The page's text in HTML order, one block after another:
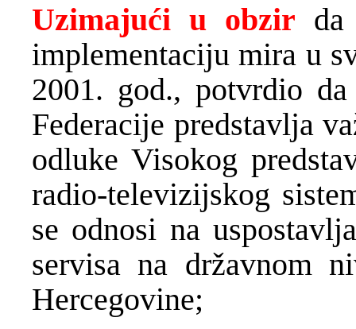
Uzimajući u obzir
implementaciju mira u
2001. god., potvrdio
Federacije predstavlja
odluke Visokog
radio-televizijskog
se odnosi na
servisa na državnom
Hercegovine;